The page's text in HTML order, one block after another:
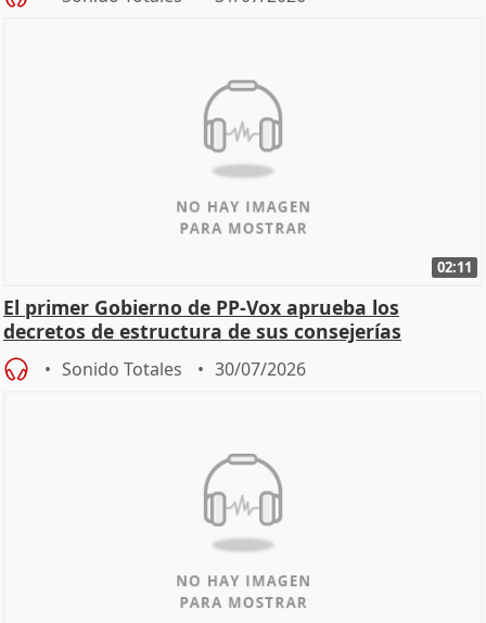
02:11
El primer Gobierno de PP-Vox aprueba los
decretos de estructura de sus consejerías
Sonido Totales 30/07/2026